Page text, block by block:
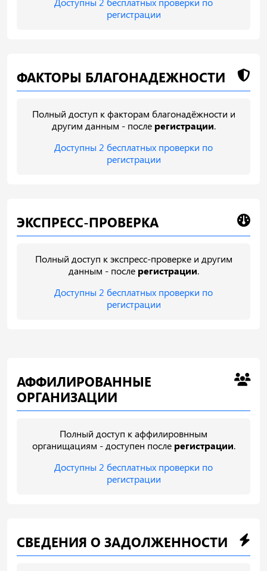
регистрации
ФАКТОРЫ БЛАГОНАДЕЖНОСТИ
Полный доступ к факторам благонадёжности и
другим данным - после регистрации.
Доступны 2 бесплатных проверки по
регистрации
ЭКСПРЕСС-ПРОВЕРКА
Полный доступ к экспресс-проверке и другим
данным - после регистрации.
Доступны 2 бесплатных проверки по
регистрации
АФФИЛИРОВАННЫЕ
ОРГАНИЗАЦИИ
Полный доступ к аффилировнным
органищациям - доступен после регистрации.
Доступны 2 бесплатных проверки по
регистрации
СВЕДЕНИЯ О ЗАДОЛЖЕННОСТИ